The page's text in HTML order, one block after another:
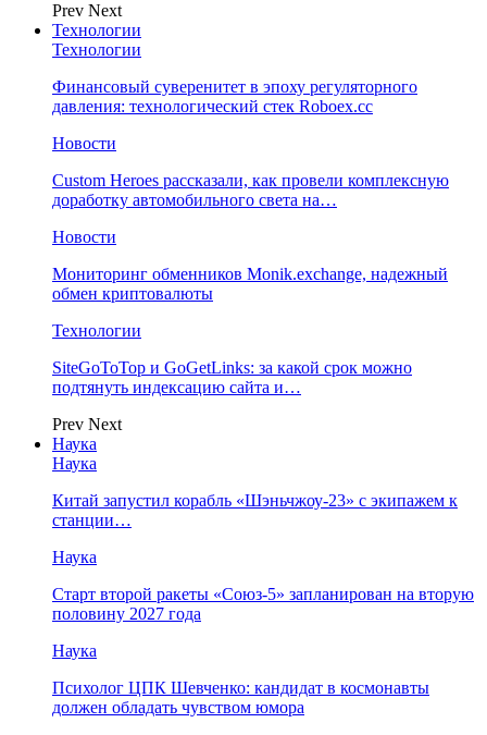
Prev Next
Технологии
Технологии
Финансовый суверенитет в эпоху регуляторного
давления: технологический стек Roboex.cc
Новости
Custom Heroes рассказали, как провели комплексную
доработку автомобильного света на…
Новости
Мониторинг обменников Monik.exchange, надежный
обмен криптовалюты
Технологии
SiteGoToTop и GoGetLinks: за какой срок можно
подтянуть индексацию сайта и…
Prev Next
Наука
Наука
Китай запустил корабль «Шэньчжоу-23» с экипажем к
станции…
Наука
Старт второй ракеты «Союз-5» запланирован на вторую
половину 2027 года
Наука
Психолог ЦПК Шевченко: кандидат в космонавты
должен обладать чувством юмора